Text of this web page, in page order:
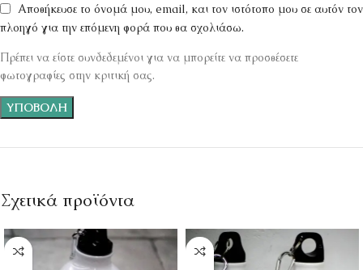
Αποθήκευσε το όνομά μου, email, και τον ιστότοπο μου σε αυτόν τον
πλοηγό για την επόμενη φορά που θα σχολιάσω.
Πρέπει να είστε συνδεδεμένοι για να μπορείτε να προσθέσετε
φωτογραφίες στην κριτική σας.
Σχετικά προϊόντα